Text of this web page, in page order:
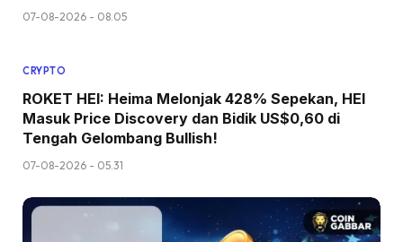
07-08-2026 - 08.05
CRYPTO
ROKET HEI: Heima Melonjak 428% Sepekan, HEI
Masuk Price Discovery dan Bidik US$0,60 di
Tengah Gelombang Bullish!
07-08-2026 - 05.31